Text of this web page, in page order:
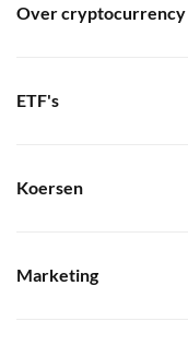
Over cryptocurrency
ETF's
Koersen
Marketing